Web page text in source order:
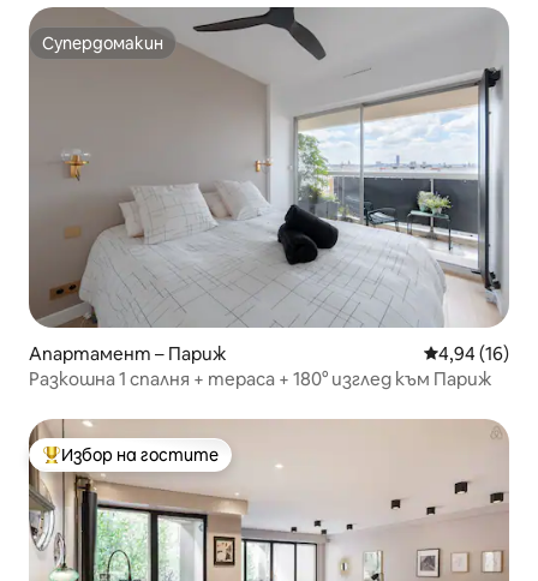
Супердомакин
Супердомакин
Апартамент – Париж Средна
4,94 (16)
Разкошна 1 спалня + тераса + 180° изглед към Париж
Най-популярен избор на гостите
Избор на гостите